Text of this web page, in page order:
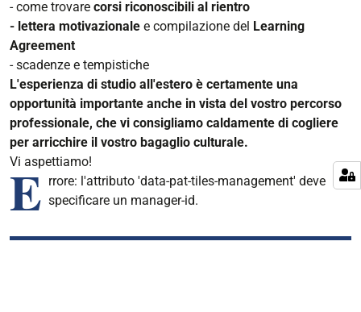
- come trovare corsi riconoscibili al rientro
- lettera motivazionale e compilazione del Learning
Agreement
- scadenze e tempistiche
L'esperienza di studio all'estero è certamente una
opportunità importante anche in vista del vostro percorso
professionale, che vi consigliamo caldamente di cogliere
per arricchire il vostro bagaglio culturale.
Vi aspettiamo!
E rrore: l'attributo 'data-pat-tiles-management' deve
specificare un manager-id.